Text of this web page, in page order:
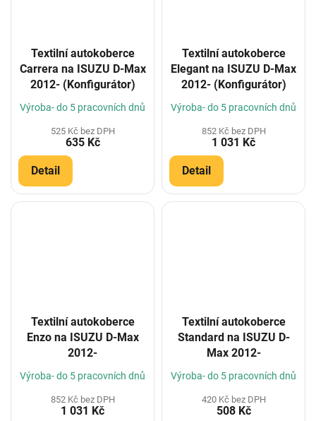
Textilní autokoberce
Carrera na ISUZU D-Max
2012- (Konfigurátor)
Výroba- do 5 pracovních dnů
525 Kč bez DPH
635 Kč
Detail
Textilní autokoberce
Elegant na ISUZU D-Max
2012- (Konfigurátor)
Výroba- do 5 pracovních dnů
852 Kč bez DPH
1 031 Kč
Detail
Textilní autokoberce
Enzo na ISUZU D-Max
2012-
Výroba- do 5 pracovních dnů
852 Kč bez DPH
1 031 Kč
Textilní autokoberce
Standard na ISUZU D-
Max 2012-
Výroba- do 5 pracovních dnů
420 Kč bez DPH
508 Kč